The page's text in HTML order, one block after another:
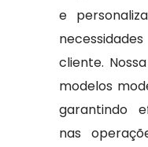
e
cliente.
modelos
garantindo
nas